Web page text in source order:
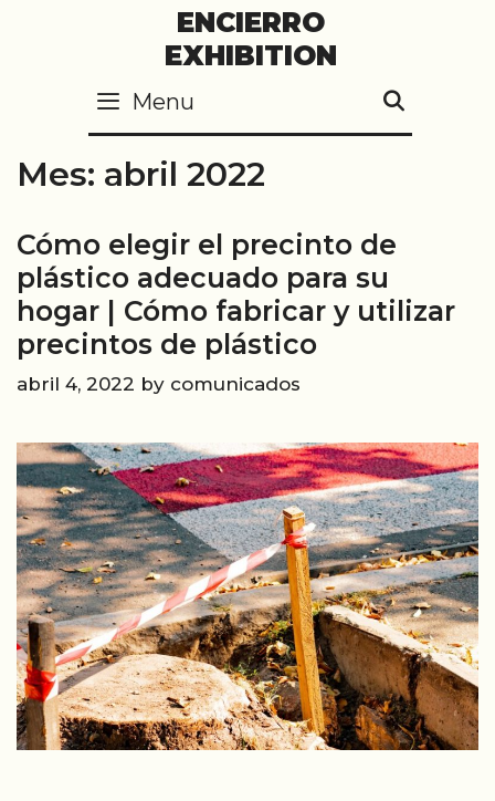
ENCIERRO
EXHIBITION
Menu
Mes: abril 2022
Cómo elegir el precinto de
plástico adecuado para su
hogar | Cómo fabricar y utilizar
precintos de plástico
abril 4, 2022 by comunicados